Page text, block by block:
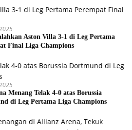
Aston Villa 3-1 di Leg Pertama
Final Liga Champions
Menang Telak 4-0 atas Borussia
di Leg Pertama Liga Champions